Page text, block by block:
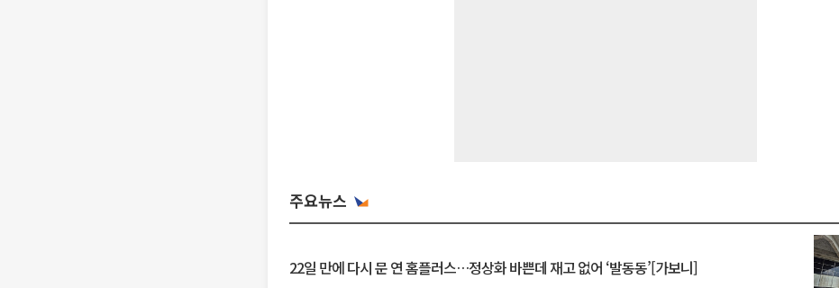
주요뉴스
22일 만에 다시 문 연 홈플러스…정상화 바쁜데 재고 없어 ‘발동동’[가보니]